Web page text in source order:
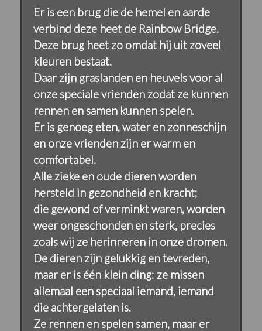
Er is een brug die de hemel en aarde
verbind deze heet de Rainbow Bridge.
Deze brug heet zo omdat hij uit zoveel
kleuren bestaat.
Daar zijn graslanden en heuvels voor al
onze speciale vrienden zodat ze kunnen
rennen en samen kunnen spelen.
Er is genoeg eten, water en zonneschijn
en onze vrienden zijn er warm en
comfortabel.
Alle zieke en oude dieren worden
hersteld in gezondheid en kracht;
die gewond of verminkt waren, worden
weer ongeschonden en sterk, precies
zoals wij ze herinneren in onze dromen.
De dieren zijn gelukkig en tevreden,
maar er is één klein ding: ze missen
allemaal een speciaal iemand, iemand
die achtergelaten is.
Ze rennen en spelen samen, maar er